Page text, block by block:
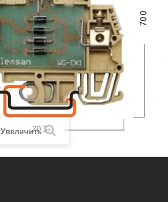
Увеличить